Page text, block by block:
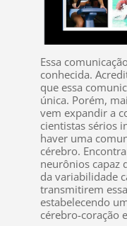
Essa
conhecida.
que essa
única. Porém,
vem expandir a
cientistas sérios
haver uma
cérebro.
neurônios capaz
da variabilidade
transmitirem
estabelecendo
cérebro-coração